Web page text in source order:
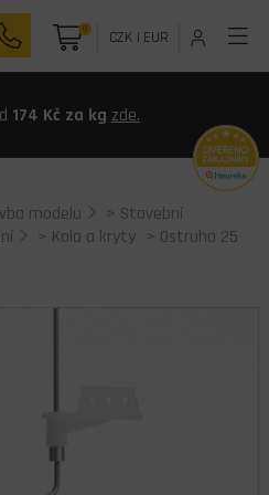
0 CZK| EUR
174 Kč za kg zde.
modelu > Stavební
> Kola a kryty > Ostruha 25